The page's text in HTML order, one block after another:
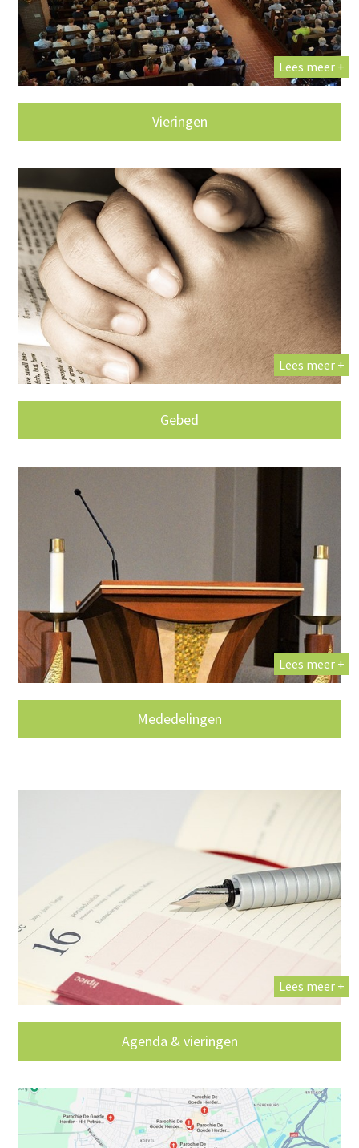
Lees meer +
Vieringen
Lees meer +
Gebed
Lees meer +
Mededelingen
Lees meer +
Agenda & vieringen